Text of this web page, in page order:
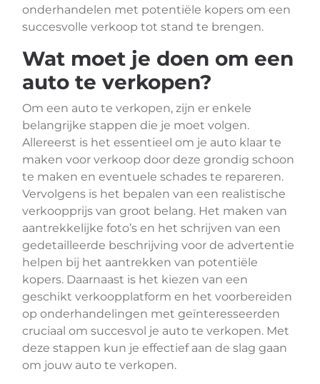
onderhandelen met potentiële kopers om een
succesvolle verkoop tot stand te brengen.
Wat moet je doen om een
auto te verkopen?
Om een auto te verkopen, zijn er enkele
belangrijke stappen die je moet volgen.
Allereerst is het essentieel om je auto klaar te
maken voor verkoop door deze grondig schoon
te maken en eventuele schades te repareren.
Vervolgens is het bepalen van een realistische
verkoopprijs van groot belang. Het maken van
aantrekkelijke foto’s en het schrijven van een
gedetailleerde beschrijving voor de advertentie
helpen bij het aantrekken van potentiële
kopers. Daarnaast is het kiezen van een
geschikt verkoopplatform en het voorbereiden
op onderhandelingen met geïnteresseerden
cruciaal om succesvol je auto te verkopen. Met
deze stappen kun je effectief aan de slag gaan
om jouw auto te verkopen.